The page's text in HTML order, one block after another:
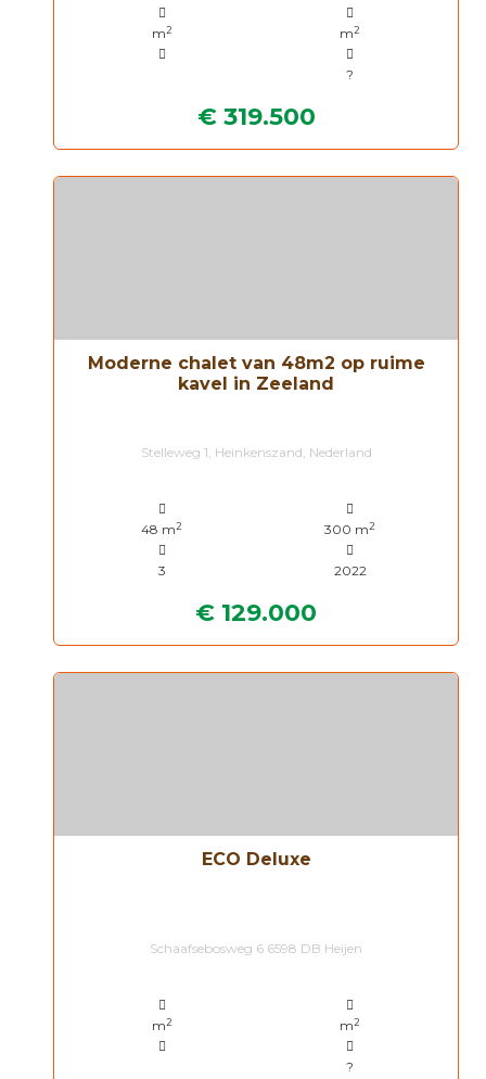
m2 m2
?
€ 319.500
Moderne chalet van 48m2 op ruime
kavel in Zeeland
Stelleweg 1, Heinkenszand, Nederland
48 m2 300 m2
3 2022
€ 129.000
ECO Deluxe
Schaafsebosweg 6 6598 DB Heijen
m2 m2
?